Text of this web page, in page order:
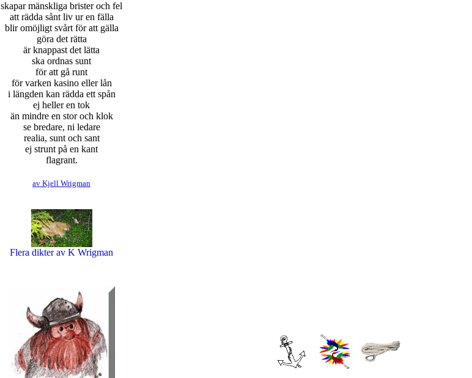
skapar mänskliga brister och fel
att rädda sånt liv ur en fälla
blir omöjligt svårt för att gälla
göra det rätta
är knappast det lätta
ska ordnas sunt
för att gå runt
för varken kasino eller lån
i längden kan rädda ett spån
ej heller en tok
än mindre en stor och klok
se bredare, ni ledare
realia, sunt och sant
ej strunt på en kant
flagrant.
av Kjell Wrigman
Flera dikter av K Wrigman